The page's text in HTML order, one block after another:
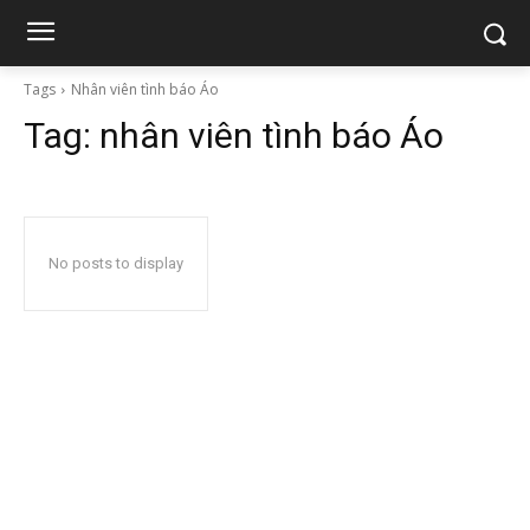
Tags Nhân viên tình báo Áo
Tag: nhân viên tình báo Áo
No posts to display